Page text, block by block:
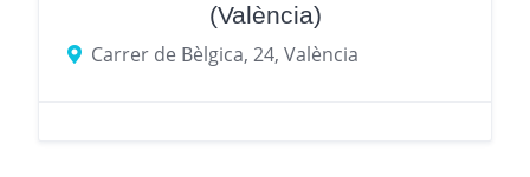
(València)
Carrer de Bèlgica, 24, València